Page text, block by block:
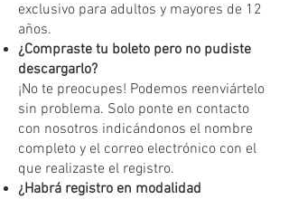
exclusivo para adultos y mayores de 12
años.
¿Compraste tu boleto pero no pudiste
descargarlo?
¡No te preocupes! Podemos reenviártelo
sin problema. Solo ponte en contacto
con nosotros indicándonos el nombre
completo y el correo electrónico con el
que realizaste el registro.
¿Habrá registro en modalidad